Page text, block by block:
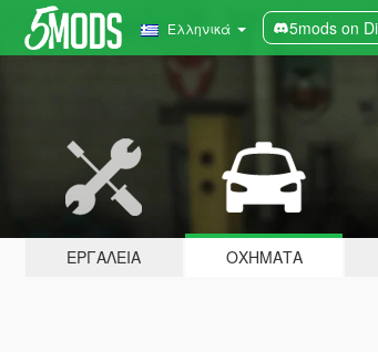
Ελληνικά 5mods on
ΕΡΓΑΛΕΊΑ ΟΧΉΜΑΤΑ